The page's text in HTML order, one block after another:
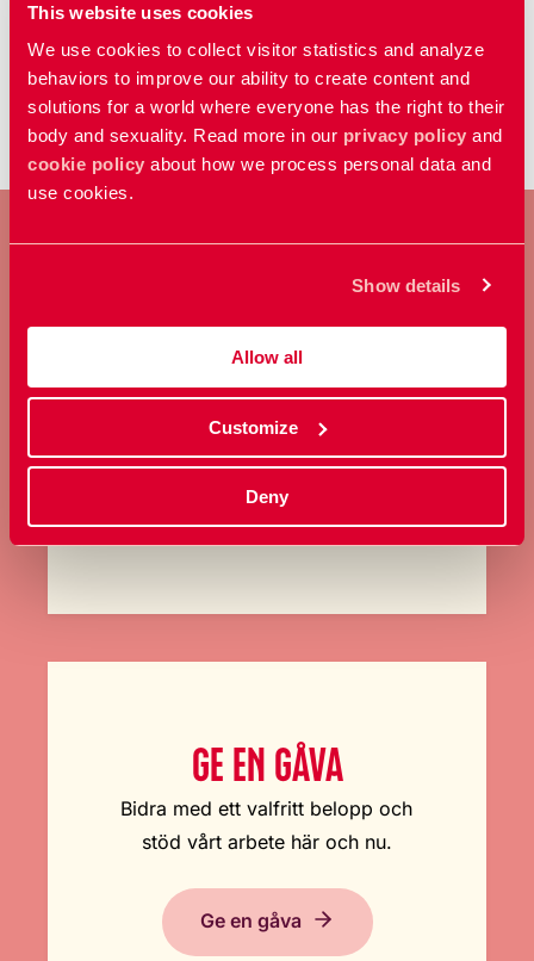
This website uses cookies
We use cookies to collect visitor statistics and analyze
behaviors to improve our ability to create content and
solutions for a world where everyone has the right to their
body and sexuality. Read more in our privacy policy and
cookie policy about how we process personal data and
use cookies.
Show details
Allow all
Customize
Deny
totaltabortförbud. Genom ett poddavsnitt
får eleverna lyssna till Maria Teresa
Riveras berättelse om att ... Eleverna får
chans att diskutera hur
abortlagstiftningen
ser ut och påverkar
kvinnor i El Salvador, samt undersöka och
en metod om konsekvenserna av ett totalt
. Genom ett poddavsnitt får
1 2 3 ... 21
BLI MEDLEM
Ta ställning för allas rätt att
bestämma över sin kropp och
sexualitet.
Bli medlem
GE EN GÅVA
Bidra med ett valfritt belopp och
stöd vårt arbete här och nu.
Ge en gåva